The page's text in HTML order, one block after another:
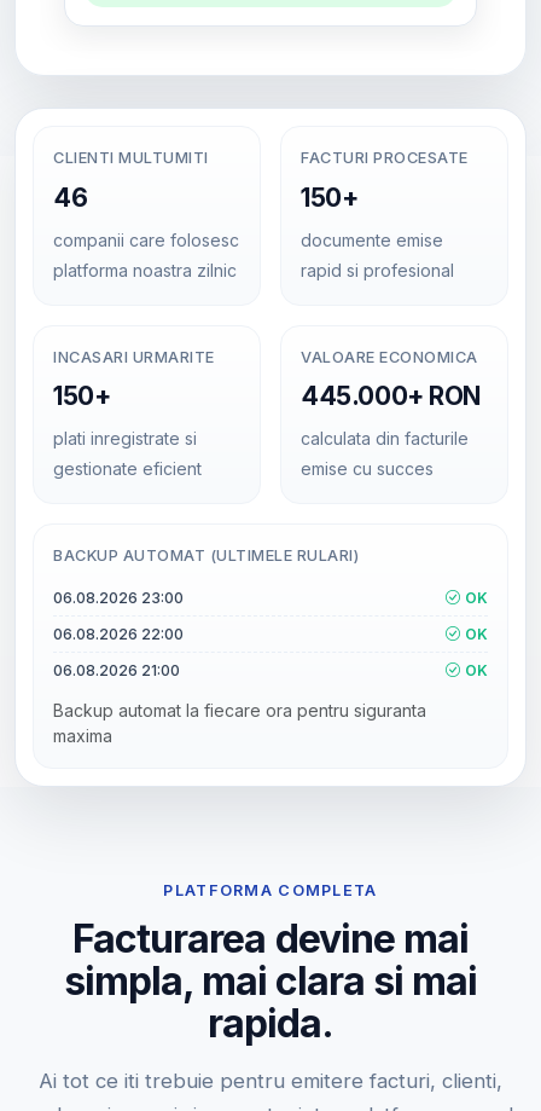
CLIENTI MULTUMITI
46
companii care folosesc
platforma noastra zilnic
FACTURI PROCESATE
150+
documente emise
rapid si profesional
INCASARI URMARITE
150+
plati inregistrate si
gestionate eficient
VALOARE ECONOMICA
445.000+ RON
calculata din facturile
emise cu succes
BACKUP AUTOMAT (ULTIMELE RULARI)
06.08.2026 23:00
OK
06.08.2026 22:00
OK
06.08.2026 21:00
OK
Backup automat la fiecare ora pentru siguranta
maxima
PLATFORMA COMPLETA
Facturarea devine mai
simpla, mai clara si mai
rapida.
Ai tot ce iti trebuie pentru emitere facturi, clienti,